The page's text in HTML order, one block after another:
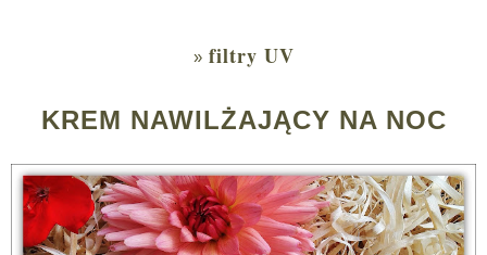
filtry UV
KREM NAWILŻAJĄCY NA NOC